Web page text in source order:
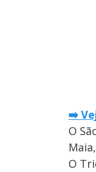
➡️
O
O